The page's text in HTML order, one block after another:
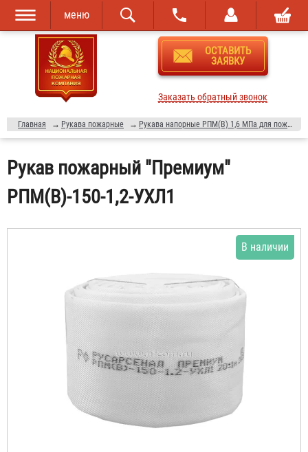
Перейти к
основному
содержанию
Skip to
navigation
меню
ОСТАВИТЬ
ЗАЯВКУ
Заказать обратный звонок
Главная → Рукава пожарные → Рукава напорные РПМ(В) 1,6 МПа для пожарной техники
Рукав пожарный "Премиум"
РПМ(В)-150-1,2-УХЛ1
В наличии